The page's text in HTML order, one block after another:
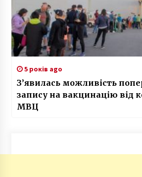
5 років ago
З’явилась можливість попереднього
запису на вакцинацію від
МВЦ